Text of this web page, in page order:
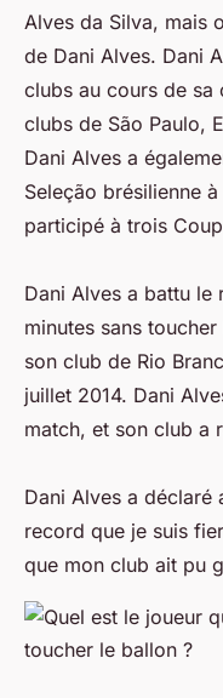
Alves da Silva, mais
de Dani Alves. Dani
clubs au cours de sa
clubs de São Paulo,
Dani Alves a
Seleção brésilienne
participé à trois
Dani Alves a battu
minutes sans
son club de Rio
juillet 2014. Dani
match, et son club a
Dani Alves a déclaré
record que je suis
que mon club ait pu